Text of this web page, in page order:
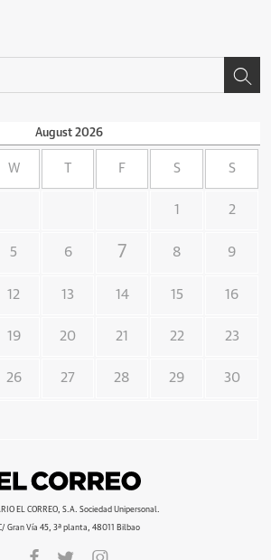
August 2026
W F S S
1 2
5 6 7 8 9
12 13 14 15 16
19 20 21 22 23
26 27 28 29 30
EL CORREO, S.A. Sociedad Unipersonal.
Gran Vía 45, 3ª planta, 48011 Bilbao